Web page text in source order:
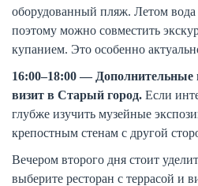
оборудованный пляж. Летом вода
поэтому можно совместить
купанием. Это особенно
16:00–18:00 — Дополнительные
визит в Старый город. Если
глубже изучить музейные
крепостным стенам с другой
Вечером второго дня стоит
выберите ресторан с террасой и